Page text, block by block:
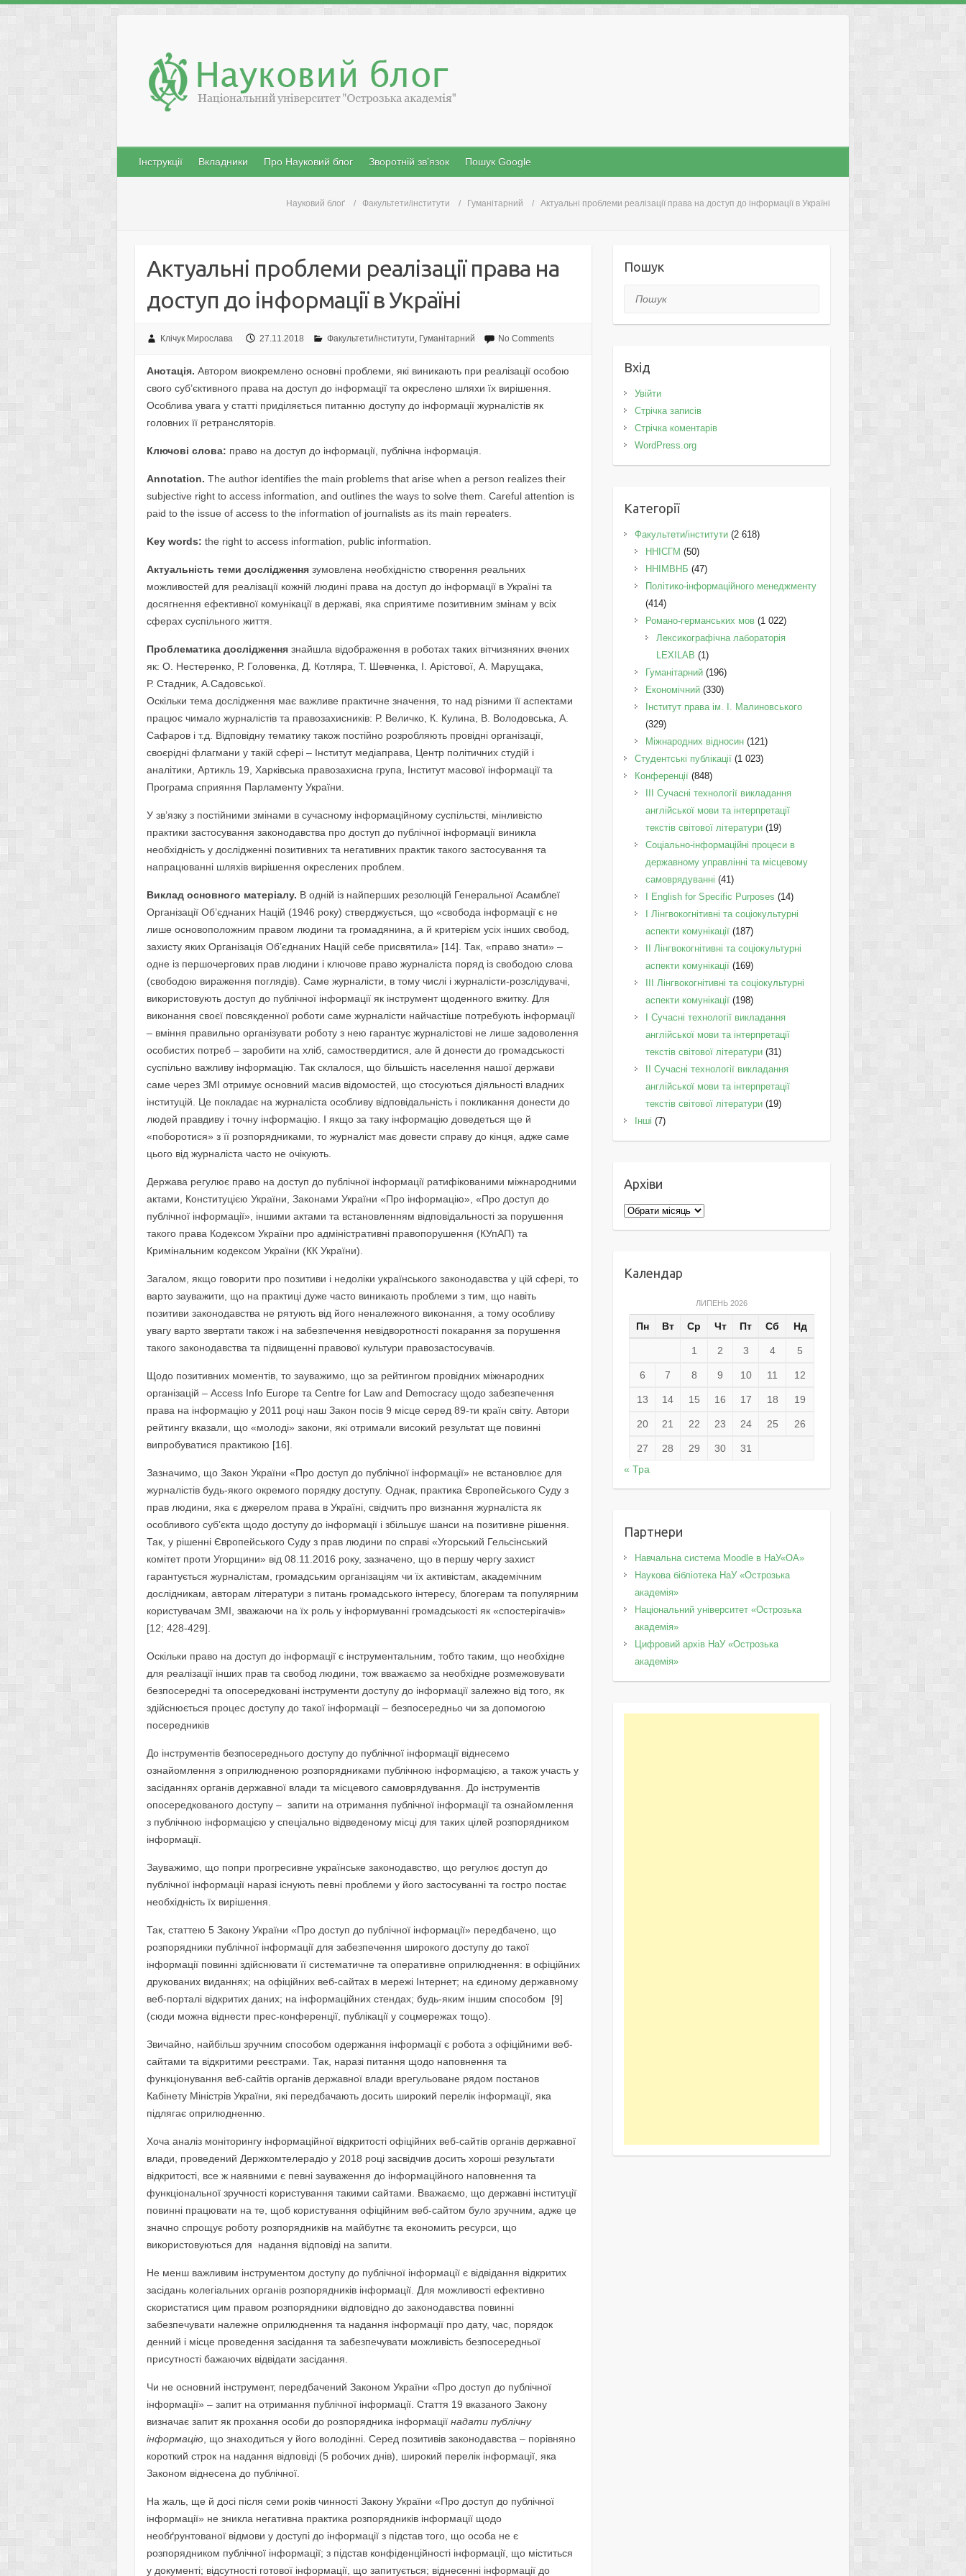
content
Інструкції Вкладники Про Науковий блог Зворотній зв’язок Пошук Google
Науковий блоґ Факультети/інститути Гуманітарний Актуальні проблеми реалізації права на доступ до інформації в Україні
Актуальні проблеми реалізації права на
доступ до інформації в Україні
Клічук Мирослава 27.11.2018 Факультети/інститути, Гуманітарний No Comments
Анотація. Автором виокремлено основні проблеми, які виникають при реалізації особою
свого суб’єктивного права на доступ до інформації та окреслено шляхи їх вирішення.
Особлива увага у статті приділяється питанню доступу до інформації журналістів як
головних її ретрансляторів.
Ключові слова: право на доступ до інформації, публічна інформація.
Annotation. The author identifies the main problems that arise when a person realizes their
subjective right to access information, and outlines the ways to solve them. Careful attention is
paid to the issue of access to the information of journalists as its main repeaters.
Key words: the right to access information, public information.
Актуальність теми дослідження зумовлена необхідністю створення реальних
можливостей для реалізації кожній людині права на доступ до інформації в Україні та
досягнення ефективної комунікації в державі, яка сприятиме позитивним змінам у всіх
сферах суспільного життя.
Проблематика дослідження знайшла відображення в роботах таких вітчизняних вчених
як: О. Нестеренко, Р. Головенка, Д. Котляра, Т. Шевченка, І. Арістової, А. Марущака,
Р. Стадник, А.Садовської.
Оскільки тема дослідження має важливе практичне значення, то над різними її аспектами
працює чимало журналістів та правозахисників: Р. Величко, К. Кулина, В. Володовська, А.
Сафаров і т.д. Відповідну тематику також постійно розробляють провідні організації,
своєрідні флагмани у такій сфері – Інститут медіаправа, Центр політичних студій і
аналітики, Артикль 19, Харківська правозахисна група, Інститут масової інформації та
Програма сприяння Парламенту України.
У зв’язку з постійними змінами в сучасному інформаційному суспільстві, мінливістю
практики застосування законодавства про доступ до публічної інформації виникла
необхідність у дослідженні позитивних та негативних практик такого застосування та
напрацюванні шляхів вирішення окреслених проблем.
Виклад основного матеріалу. В одній із найперших резолюцій Генеральної Асамблеї
Організації Об’єднаних Націй (1946 року) стверджується, що «свобода інформації є не
лише основоположним правом людини та громадянина, а й критерієм усіх інших свобод,
захисту яких Організація Об’єднаних Націй себе присвятила» [14]. Так, «право знати» –
одне із першочергових прав людини і ключове право журналіста поряд із свободою слова
(свободою вираження поглядів). Саме журналісти, в тому числі і журналісти-розслідувачі,
використовують доступ до публічної інформації як інструмент щоденного вжитку. Для
виконання своєї повсякденної роботи саме журналісти найчастіше потребують інформації
– вміння правильно організувати роботу з нею гарантує журналістові не лише задоволення
особистих потреб – заробити на хліб, самоствердитися, але й донести до громадськості
суспільно важливу інформацію. Так склалося, що більшість населення нашої держави
саме через ЗМІ отримує основний масив відомостей, що стосуються діяльності владних
інституцій. Це покладає на журналіста особливу відповідальність і покликання донести до
людей правдиву і точну інформацію. І якщо за таку інформацію доведеться ще й
«поборотися» з її розпорядниками, то журналіст має довести справу до кінця, адже саме
цього від журналіста часто не очікують.
Держава регулює право на доступ до публічної інформації ратифікованими міжнародними
актами, Конституцією України, Законами України «Про інформацію», «Про доступ до
публічної інформації», іншими актами та встановленням відповідальності за порушення
такого права Кодексом України про адміністративні правопорушення (КУпАП) та
Кримінальним кодексом України (КК України).
Загалом, якщо говорити про позитиви і недоліки українського законодавства у цій сфері, то
варто зауважити, що на практиці дуже часто виникають проблеми з тим, що навіть
позитиви законодавства не рятують від його неналежного виконання, а тому особливу
увагу варто звертати також і на забезпечення невідворотності покарання за порушення
такого законодавства та підвищенні правової культури правозастосувачів.
Щодо позитивних моментів, то зауважимо, що за рейтингом провідних міжнародних
організацій – Access Info Europe та Centre for Law and Democracy щодо забезпечення
права на інформацію у 2011 році наш Закон посів 9 місце серед 89-ти країн світу. Автори
рейтингу вказали, що «молоді» закони, які отримали високий результат ще повинні
випробуватися практикою [16].
Зазначимо, що Закон України «Про доступ до публічної інформації» не встановлює для
журналістів будь-якого окремого порядку доступу. Однак, практика Європейського Суду з
прав людини, яка є джерелом права в Україні, свідчить про визнання журналіста як
особливого суб’єкта щодо доступу до інформації і збільшує шанси на позитивне рішення.
Так, у рішенні Європейського Суду з прав людини по справі «Угорський Гельсінський
комітет проти Угорщини» від 08.11.2016 року, зазначено, що в першу чергу захист
гарантується журналістам, громадським організаціям чи їх активістам, академічним
дослідникам, авторам літератури з питань громадського інтересу, блогерам та популярним
користувачам ЗМІ, зважаючи на їх роль у інформуванні громадськості як «спостерігачів»
[12; 428-429].
Оскільки право на доступ до інформації є інструментальним, тобто таким, що необхідне
для реалізації інших прав та свобод людини, тож вважаємо за необхідне розмежовувати
безпосередні та опосередковані інструменти доступу до інформації залежно від того, як
здійснюється процес доступу до такої інформації – безпосередньо чи за допомогою
посередників
До інструментів безпосереднього доступу до публічної інформації віднесемо
ознайомлення з оприлюдненою розпорядниками публічною інформацією, а також участь у
засіданнях органів державної влади та місцевого самоврядування. До інструментів
опосередкованого доступу – запити на отримання публічної інформації та ознайомлення
з публічною інформацією у спеціально відведеному місці для таких цілей розпорядником
інформації.
Зауважимо, що попри прогресивне українське законодавство, що регулює доступ до
публічної інформації наразі існують певні проблеми у його застосуванні та гостро постає
необхідність їх вирішення.
Так, статтею 5 Закону України «Про доступ до публічної інформації» передбачено, що
розпорядники публічної інформації для забезпечення широкого доступу до такої
інформації повинні здійснювати її систематичне та оперативне оприлюднення: в офіційних
друкованих виданнях; на офіційних веб-сайтах в мережі Інтернет; на єдиному державному
веб-порталі відкритих даних; на інформаційних стендах; будь-яким іншим способом [9]
(сюди можна віднести прес-конференції, публікації у соцмережах тощо).
Звичайно, найбільш зручним способом одержання інформації є робота з офіційними веб-
сайтами та відкритими реєстрами. Так, наразі питання щодо наповнення та
функціонування веб-сайтів органів державної влади врегульоване рядом постанов
Кабінету Міністрів України, які передбачають досить широкий перелік інформації, яка
підлягає оприлюдненню.
Хоча аналіз моніторингу інформаційної відкритості офіційних веб-сайтів органів державної
влади, проведений Держкомтелерадіо у 2018 році засвідчив досить хороші результати
відкритості, все ж наявними є певні зауваження до інформаційного наповнення та
функціональної зручності користування такими сайтами. Вважаємо, що державні інституції
повинні працювати на те, щоб користування офіційним веб-сайтом було зручним, адже це
значно спрощує роботу розпорядників на майбутнє та економить ресурси, що
використовуються для надання відповіді на запити.
Не менш важливим інструментом доступу до публічної інформації є відвідання відкритих
засідань колегіальних органів розпорядників інформації. Для можливості ефективно
скористатися цим правом розпорядники відповідно до законодавства повинні
забезпечувати належне оприлюднення та надання інформації про дату, час, порядок
денний і місце проведення засідання та забезпечувати можливість безпосередньої
присутності бажаючих відвідати засідання.
Чи не основний інструмент, передбачений Законом України «Про доступ до публічної
інформації» – запит на отримання публічної інформації. Стаття 19 вказаного Закону
визначає запит як прохання особи до розпорядника інформаціїнадати публічну
інформацію , що знаходиться у його володінні. Серед позитивів законодавства – порівняно
короткий строк на надання відповіді (5 робочих днів), широкий перелік інформації, яка
Законом віднесена до публічної.
На жаль, ще й досі після семи років чинності Закону України «Про доступ до публічної
інформації» не зникла негативна практика розпорядників інформації щодо
необґрунтованої відмови у доступі до інформації з підстав того, що особа не є
розпорядником публічної інформації; з підстав конфіденційності інформації, що міститься
у документі; відсутності готової інформації, що запитується; віднесенні інформації до
Пошук
Пошук
Вхід
Увійти
Стрічка записів
Стрічка коментарів
WordPress.org
Категорії
Факультети/інститути(2 618)
ННІСГМ (50)
ННІМВНБ (47)
Політико-інформаційного менеджменту
(414)
Романо-германських мов(1 022)
Лексикографічна лабораторія
LEXILAB (1)
Гуманітарний(196)
Економічний(330)
Інститут права ім. І. Малиновського
(329)
Міжнародних відносин(121)
Студентські публікації(1 023)
Конференції(848)
III Сучасні технології викладання
англійської мови та інтерпретації
текстів світової літератури(19)
Соціально-інформаційні процеси в
державному управлінні та місцевому
самоврядуванні (41)
І English for Specific Purposes (14)
I Лінгвокогнітивні та соціокультурні
аспекти комунікації(187)
IІ Лінгвокогнітивні та соціокультурні
аспекти комунікації(169)
IІI Лінгвокогнітивні та соціокультурні
аспекти комунікації(198)
I Cучасні технології викладання
англійської мови та інтерпретації
текстів світової літератури(31)
II Cучасні технології викладання
англійської мови та інтерпретації
текстів світової літератури(19)
Інші (7)
Архіви
Архіви
Календар
ЛИПЕНЬ 2026
Пн Вт Ср Чт Пт Сб Нд
1 2 3 4 5
6 7 8 9 10 11 12
13 14 15 16 17 18 19
20 21 22 23 24 25 26
27 28 29 30
31
« Тра
Партнери
Навчальна система Moodle в НаУ«ОА»
Наукова бібліотека НаУ «Острозька
академія»
Національний університет «Острозька
академія»
Цифровий архів НаУ «Острозька
академія»